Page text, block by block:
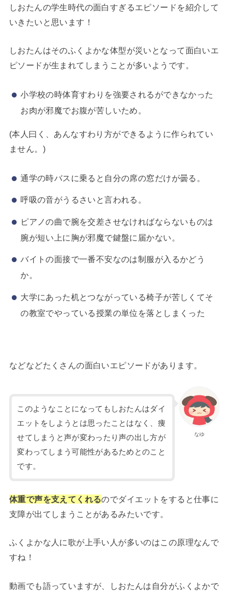
しおたんの学生時代の面白すぎるエピソードを紹介して
いきたいと思います！
しおたんはそのふくよかな体型が災いとなって面白いエ
ピソードが生まれてしまうことが多いようです。
小学校の時体育すわりを強要されるができなかった
お肉が邪魔でお腹が苦しいため。
(本人曰く、あんなすわり方ができるように作られてい
ません。)
通学の時バスに乗ると自分の席の窓だけが曇る。
呼吸の音がうるさいと言われる。
ピアノの曲で腕を交差させなければならないものは
腕が短い上に胸が邪魔で鍵盤に届かない。
バイトの面接で一番不安なのは制服が入るかどう
か。
大学にあった机とつながっている椅子が苦しくてそ
の教室でやっている授業の単位を落としまくった
などなどたくさんの面白いエピソードがあります。
なゆ
このようなことになってもしおたんはダイ
エットをしようとは思ったことはなく、痩
せてしまうと声が変わったり声の出し方が
変わってしまう可能性があるためとのこと
です。
体重で声を支えてくれるのでダイエットをすると仕事に
支障が出てしまうことがあるみたいです。
ふくよかな人に歌が上手い人が多いのはこの原理なんで
すね！
動画でも語っていますが、しおたんは自分がふくよかで